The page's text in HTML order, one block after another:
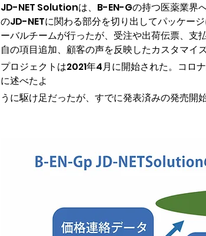
JD-NET Solutionは、B-EN-Gの持つ医薬業界
のJD-NETに関わる部分を切り出してパッケー
ーバルチームが行ったが、受注や出荷伝票、
自の項目追加、顧客の声を反映したカスタマイ
プロジェクトは2021年4月に開始された。コロ
に述べたよ
うに駆け足だったが、すでに発表済みの発売開